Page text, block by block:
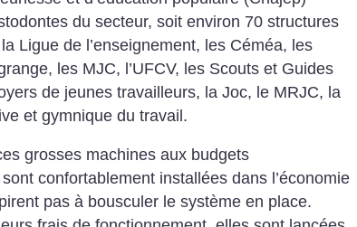
du secteur, soit environ 70 structures
Ligue de l’enseignement, les Céméa, les
les MJC, l’UFCV, les Scouts et Guides
de jeunes travailleurs, la Joc, le MRJC, la
et gymnique du travail.
grosses machines aux budgets
confortablement installées dans l’économie
pas à bousculer le système en place.